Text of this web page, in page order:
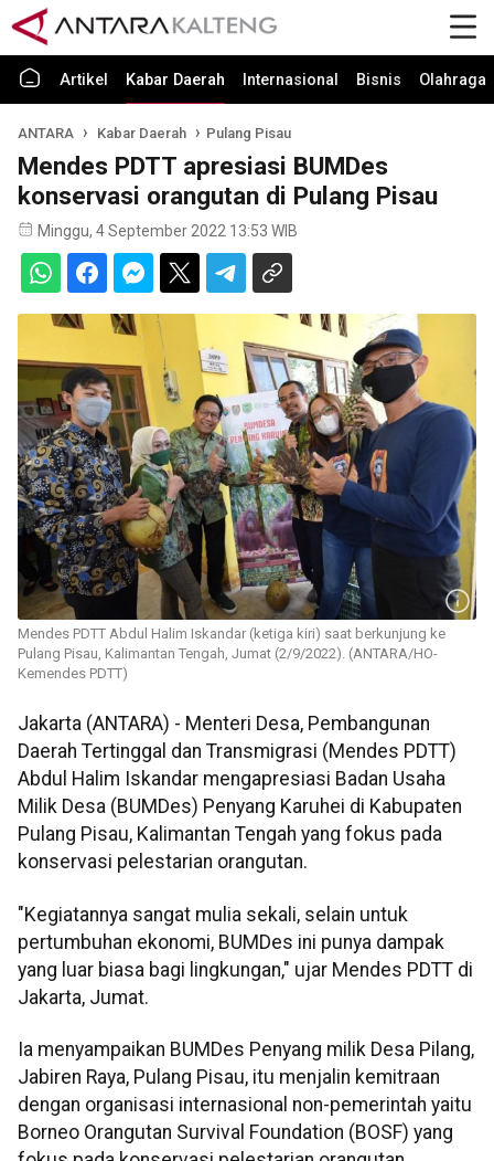
Artikel Kabar Daerah Internasional Bisnis Olahraga
ANTARA Kabar Daerah Pulang Pisau
Mendes PDTT apresiasi BUMDes
konservasi orangutan di Pulang Pisau
Minggu, 4 September 2022 13:53 WIB
Mendes PDTT Abdul Halim Iskandar (ketiga kiri) saat berkunjung ke
Pulang Pisau, Kalimantan Tengah, Jumat (2/9/2022). (ANTARA/HO-
Kemendes PDTT)
Jakarta (ANTARA) - Menteri Desa, Pembangunan
Daerah Tertinggal dan Transmigrasi (Mendes PDTT)
Abdul Halim Iskandar mengapresiasi Badan Usaha
Milik Desa (BUMDes) Penyang Karuhei di Kabupaten
Pulang Pisau, Kalimantan Tengah yang fokus pada
konservasi pelestarian orangutan.
"Kegiatannya sangat mulia sekali, selain untuk
pertumbuhan ekonomi, BUMDes ini punya dampak
yang luar biasa bagi lingkungan," ujar Mendes PDTT di
Jakarta, Jumat.
Ia menyampaikan BUMDes Penyang milik Desa Pilang,
Jabiren Raya, Pulang Pisau, itu menjalin kemitraan
dengan organisasi internasional non-pemerintah yaitu
Borneo Orangutan Survival Foundation (BOSF) yang